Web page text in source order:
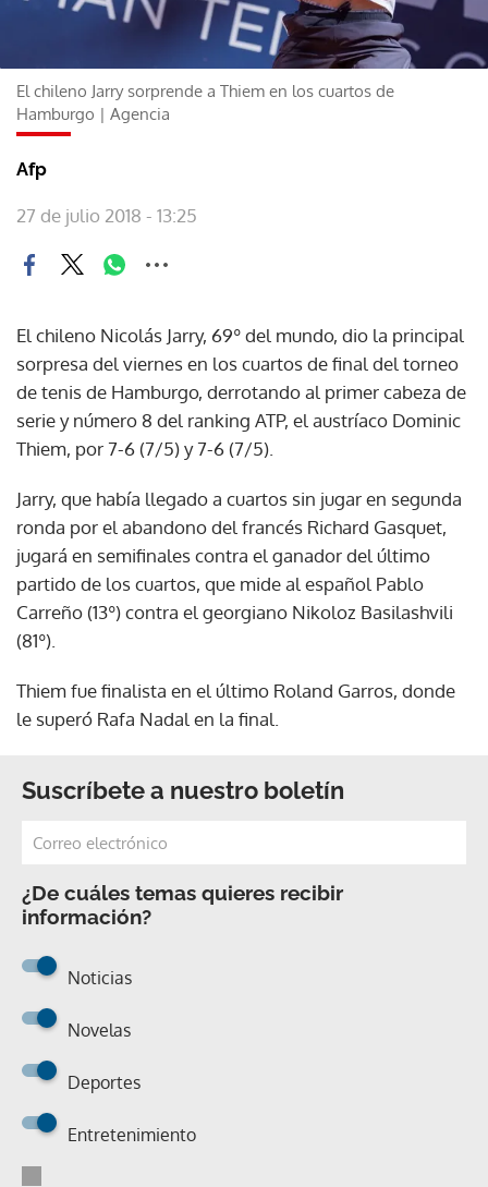
El chileno Jarry sorprende a Thiem en los cuartos de
Hamburgo | Agencia
Afp
27 de julio 2018 - 13:25
El chileno Nicolás Jarry, 69º del mundo, dio la principal
sorpresa del viernes en los cuartos de final del torneo
de tenis de Hamburgo, derrotando al primer cabeza de
serie y número 8 del ranking ATP, el austríaco Dominic
Thiem, por 7-6 (7/5) y 7-6 (7/5).
Jarry, que había llegado a cuartos sin jugar en segunda
ronda por el abandono del francés Richard Gasquet,
jugará en semifinales contra el ganador del último
partido de los cuartos, que mide al español Pablo
Carreño (13º) contra el georgiano Nikoloz Basilashvili
(81º).
Thiem fue finalista en el último Roland Garros, donde
le superó Rafa Nadal en la final.
Suscríbete a nuestro boletín
¿De cuáles temas quieres recibir
información?
Noticias
Novelas
Deportes
Entretenimiento